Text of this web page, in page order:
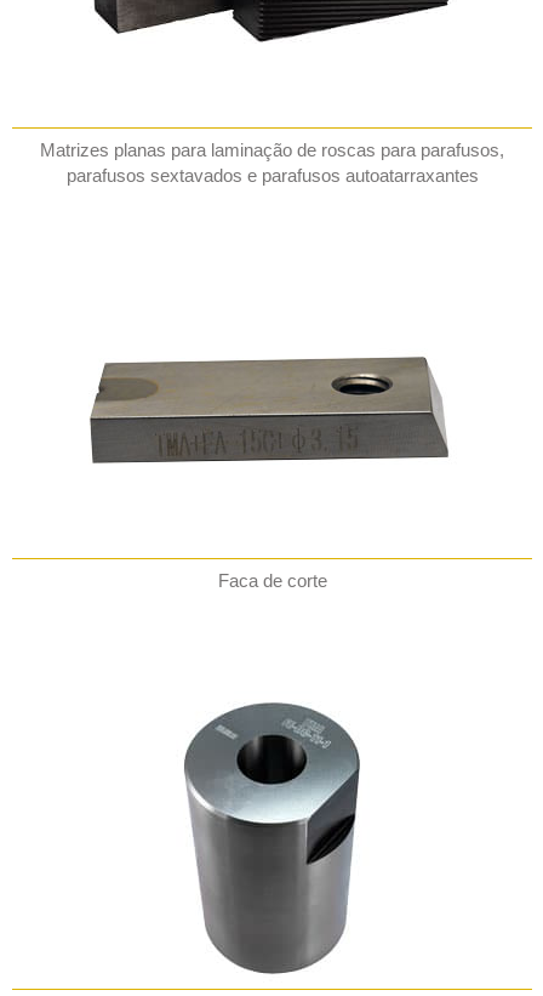
Matrizes planas para laminação de roscas para parafusos,
parafusos sextavados e parafusos autoatarraxantes
Faca de corte